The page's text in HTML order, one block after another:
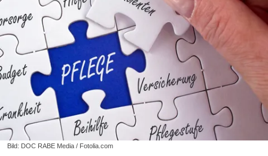
Bild: DOC RABE Media / Fotolia.com